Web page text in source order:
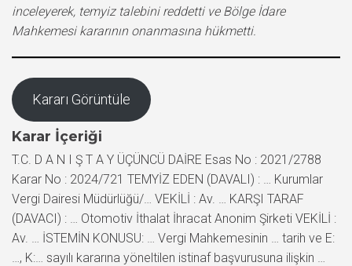
inceleyerek, temyiz talebini reddetti ve Bölge İdare
Mahkemesi kararının onanmasına hükmetti.
Kararı Görüntüle
Karar İçeriği
T.C. D A N I Ş T A Y ÜÇÜNCÜ DAİRE Esas No : 2021/2788
Karar No : 2024/721 TEMYİZ EDEN (DAVALI) : … Kurumlar
Vergi Dairesi Müdürlüğü/… VEKİLİ : Av. … KARŞI TARAF
(DAVACI) : … Otomotiv İthalat İhracat Anonim Şirketi VEKİLİ :
Av. … İSTEMİN KONUSU: … Vergi Mahkemesinin … tarih ve E:
…, K:… sayılı kararına yöneltilen istinaf başvurusuna ilişkin …